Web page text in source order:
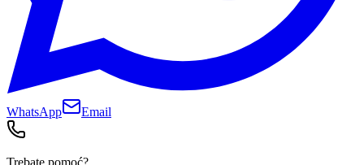
WhatsApp Email
Trebate pomoć?